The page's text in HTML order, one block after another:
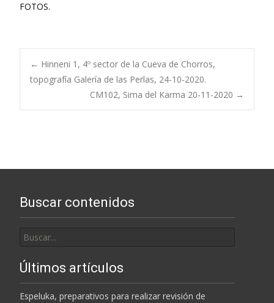
FOTOS.
Navegación
de
← Hinneni 1, 4º sector de la Cueva de Chorros,
topografía Galería de las Perlas, 24-10-2020.
CM102, Sima del Karma 20-11-2020 →
Buscar contenidos
por:
Últimos artículos
Espeluka, preparativos para realizar revisión de